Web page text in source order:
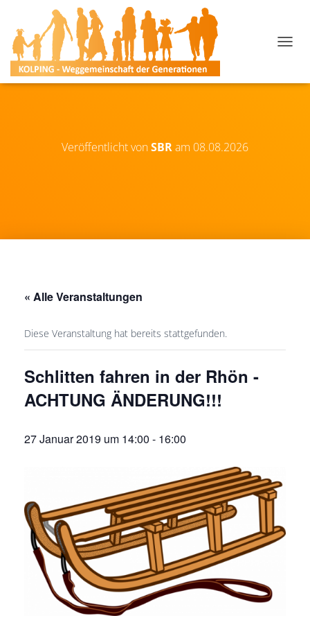
H
Veröffentlicht vonSBRam 08.08.2026
« Alle Veranstaltungen
Diese Veranstaltung hat bereits stattgefunden.
Schlitten fahren in der Rhön -
ACHTUNG ÄNDERUNG!!!
27 Januar 2019 um 14:00 - 16:00